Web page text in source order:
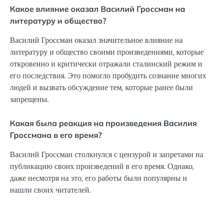
Какое влияние оказал Василий Гроссман на
литературу и общество?
Василий Гроссман оказал значительное влияние на
литературу и общество своими произведениями, которые
откровенно и критически отражали сталинский режим и
его последствия. Это помогло пробудить сознание многих
людей и вызвать обсуждение тем, которые ранее были
запрещены.
Какая была реакция на произведения Василия
Гроссмана в его время?
Василий Гроссман столкнулся с цензурой и запретами на
публикацию своих произведений в его время. Однако,
даже несмотря на это, его работы были популярны и
нашли своих читателей.